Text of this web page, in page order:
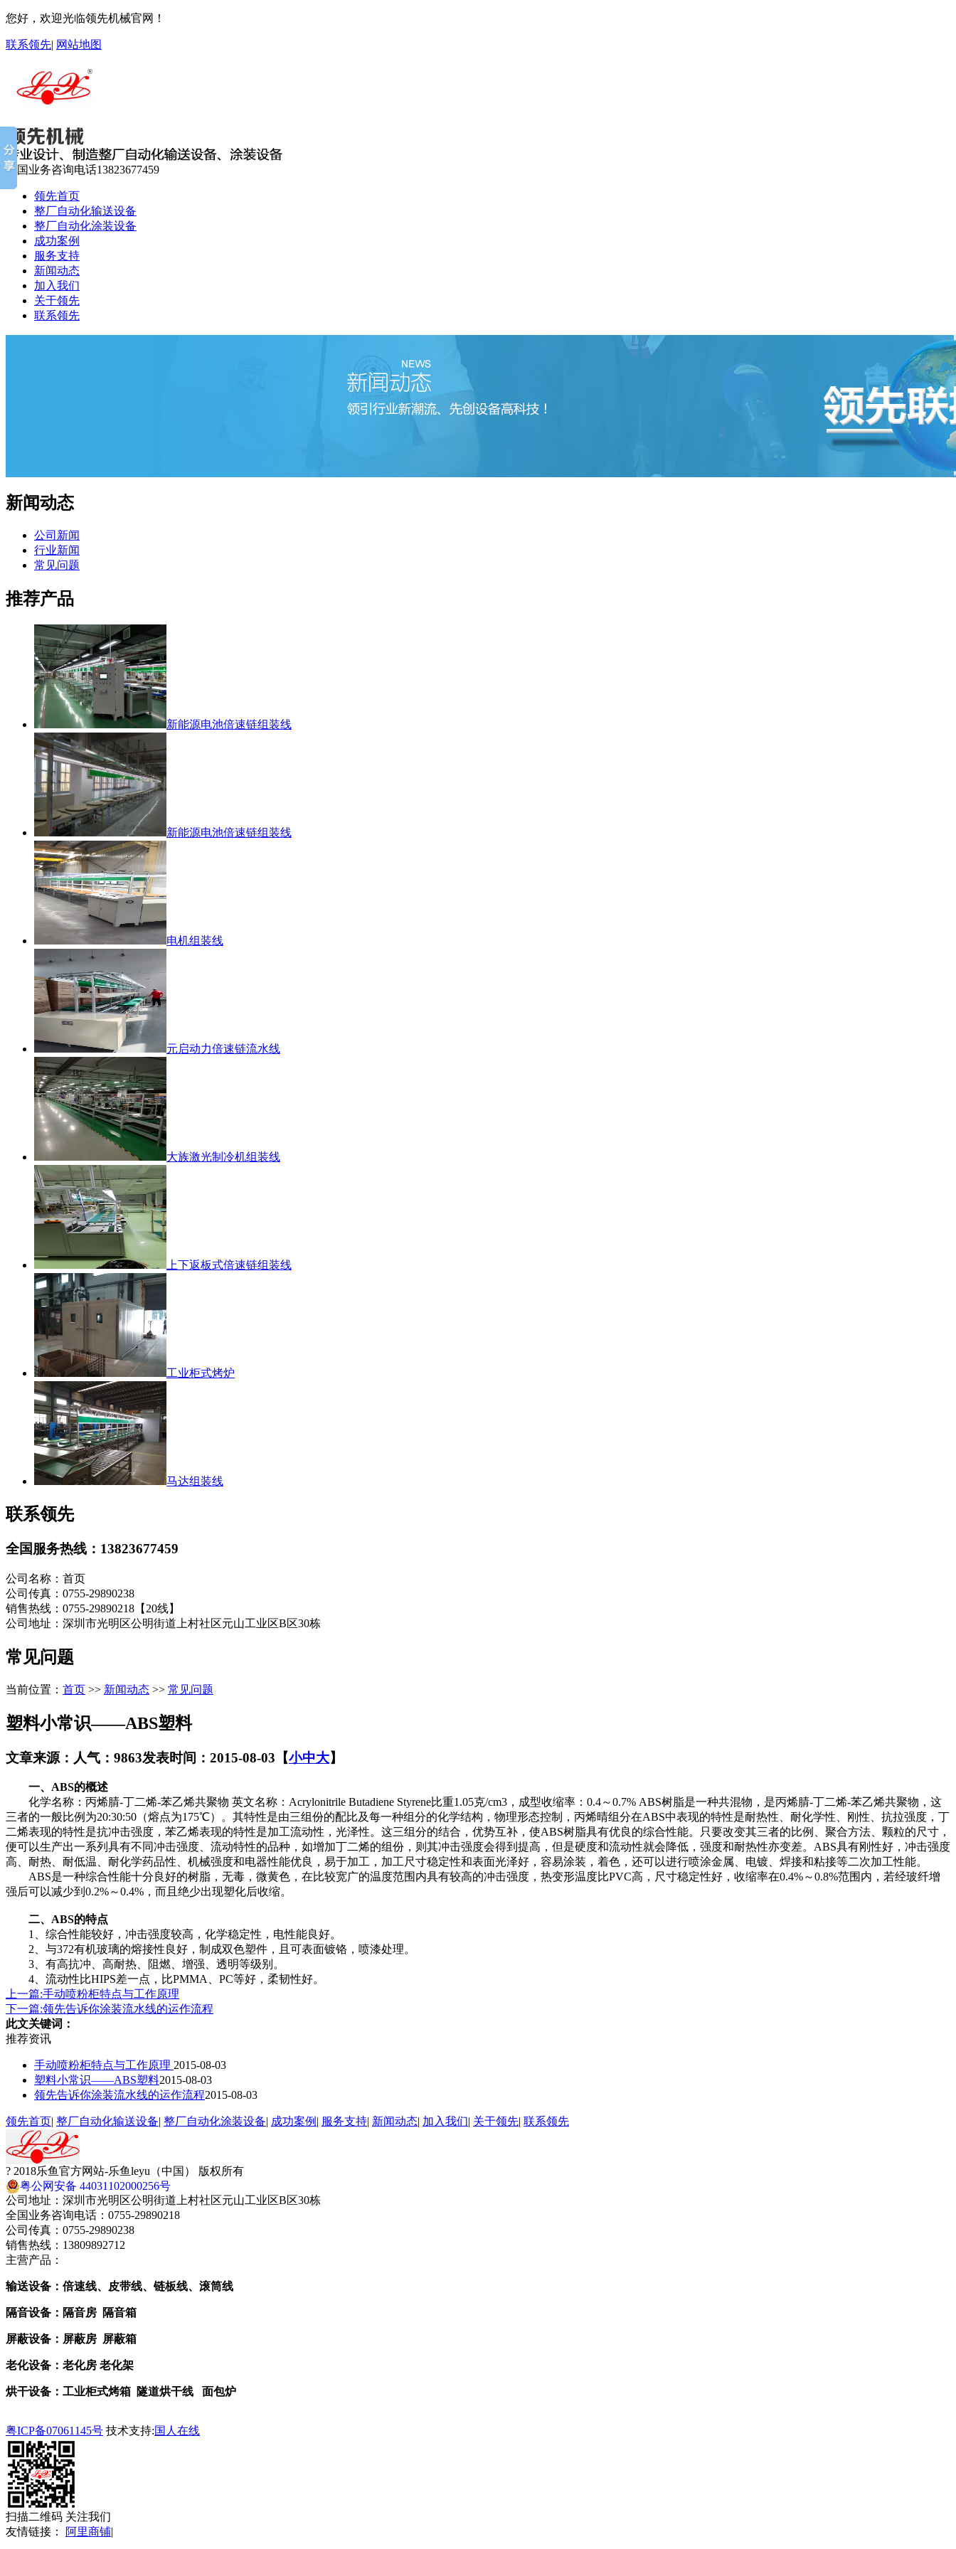
您好，欢迎光临领先机械官网！
联系领先| 网站地图
全国业务咨询电话13823677459
领先首页
整厂自动化输送设备
整厂自动化涂装设备
成功案例
服务支持
新闻动态
加入我们
关于领先
联系领先
新闻动态
公司新闻
行业新闻
常见问题
推荐产品
新能源电池倍速链组装线
新能源电池倍速链组装线
电机组装线
元启动力倍速链流水线
大族激光制冷机组装线
上下返板式倍速链组装线
工业柜式烤炉
马达组装线
联系领先
全国服务热线： 13823677459
公司名称：首页
公司传真：0755-29890238
销售热线：0755-29890218【20线】
公司地址：深圳市光明区公明街道上村社区元山工业区B区30栋
常见问题
当前位置： 首页 >> 新闻动态 >> 常见问题
塑料小常识——ABS塑料
文章来源： 人气：9863发表时间：2015-08-03 【小中大】
一、ABS的概述
化学名称：丙烯腈-丁二烯-苯乙烯共聚物 英文名称：Acrylonitrile Butadiene Styrene比重1.05克/cm3，成型收缩率：0.4～0.7% ABS树脂是一种共混物，是丙烯腈-丁二烯-苯乙烯共聚物，这
三者的一般比例为20:30:50（熔点为175℃）。其特性是由三组份的配比及每一种组分的化学结构，物理形态控制，丙烯晴组分在ABS中表现的特性是耐热性、耐化学性、刚性、抗拉强度，丁
二烯表现的特性是抗冲击强度，苯乙烯表现的特性是加工流动性，光泽性。这三组分的结合，优势互补，使ABS树脂具有优良的综合性能。只要改变其三者的比例、聚合方法、颗粒的尺寸，
便可以生产出一系列具有不同冲击强度、流动特性的品种，如增加丁二烯的组份，则其冲击强度会得到提高，但是硬度和流动性就会降低，强度和耐热性亦变差。ABS具有刚性好，冲击强度
高、耐热、耐低温、耐化学药品性、机械强度和电器性能优良，易于加工，加工尺寸稳定性和表面光泽好，容易涂装，着色，还可以进行喷涂金属、电镀、焊接和粘接等二次加工性能。
ABS是一种综合性能十分良好的树脂，无毒，微黄色，在比较宽广的温度范围内具有较高的冲击强度，热变形温度比PVC高，尺寸稳定性好，收缩率在0.4%～0.8%范围内，若经玻纤增
强后可以减少到0.2%～0.4%，而且绝少出现塑化后收缩。
二、ABS的特点
1、综合性能较好，冲击强度较高，化学稳定性，电性能良好。
2、与372有机玻璃的熔接性良好，制成双色塑件，且可表面镀铬，喷漆处理。
3、有高抗冲、高耐热、阻燃、增强、透明等级别。
4、流动性比HIPS差一点，比PMMA、PC等好，柔韧性好。
上一篇:手动喷粉柜特点与工作原理
下一篇:领先告诉你涂装流水线的运作流程
此文关键词：
推荐资讯
手动喷粉柜特点与工作原理 2015-08-03
塑料小常识——ABS塑料2015-08-03
领先告诉你涂装流水线的运作流程2015-08-03
领先首页| 整厂自动化输送设备| 整厂自动化涂装设备| 成功案例 | 服务支持| 新闻动态| 加入我们| 关于领先| 联系领先
? 2018乐鱼官方网站-乐鱼leyu（中国） 版权所有
粤公网安备 44031102000256号
公司地址：深圳市光明区公明街道上村社区元山工业区B区30栋
全国业务咨询电话：0755-29890218
公司传真：0755-29890238
销售热线：13809892712
主营产品：
输送设备：倍速线、皮带线、链板线、滚筒线
隔音设备：隔音房 隔音箱
屏蔽设备：屏蔽房 屏蔽箱
老化设备：老化房 老化架
烘干设备：工业柜式烤箱 隧道烘干线 面包炉
粤ICP备07061145号 技术支持:国人在线
扫描二维码 关注我们
友情链接：
阿里商铺|